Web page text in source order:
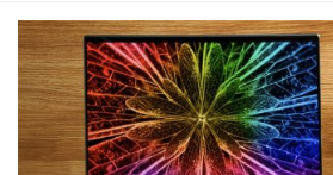
Cikkek
Szoftver
Firmware